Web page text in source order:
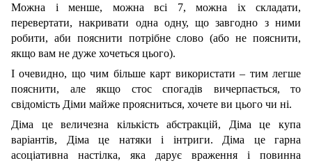
Можна і менше, можна всі 7, можна іх складати,
перевертати, накривати одна одну, що завгодно з ними
робити, аби пояснити потрібне слово (або не пояснити,
якщо вам не дуже хочеться цього).
І очевидно, що чим більше карт використати – тим легше
пояснити, але якщо стос спогадів вичерпається, то
свідомість Діми майже проясниться, хочете ви цього чи ні.
Діма це величезна кількість абстракцій, Діма це купа
варіантів, Діма це натяки і інтриги. Діма це гарна
асоціативна настілка, яка дарує враження і повинна